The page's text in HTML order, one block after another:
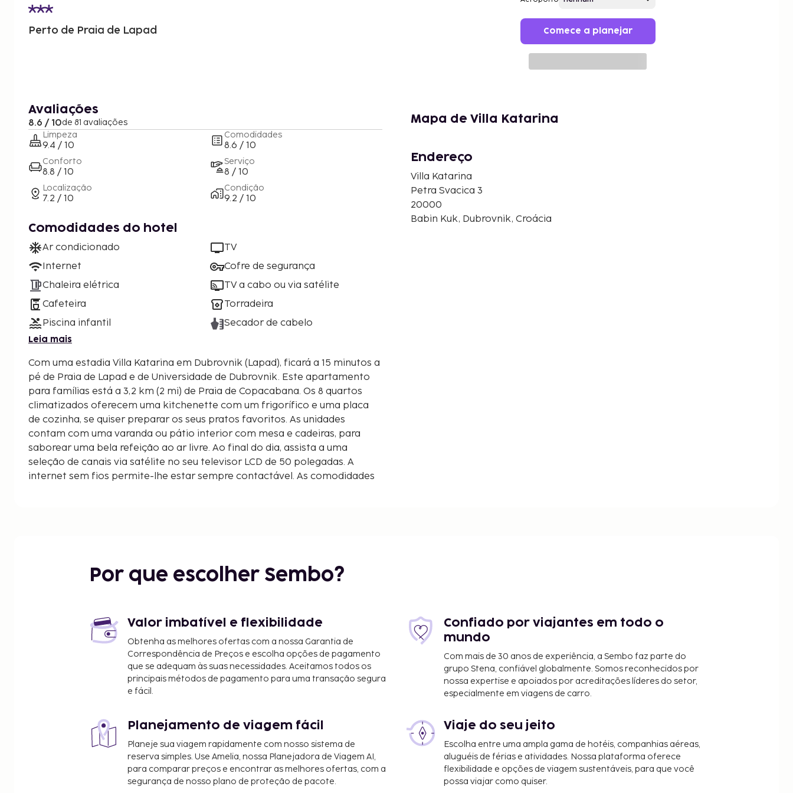
Perto de Praia de Lapad Comece a planejar
Avaliações
8.6 / 10de 81 avaliações
Limpeza
9.4 / 10
Conforto
8.8 / 10
Localização
7.2 / 10
Comodidades
8.6 / 10
Serviço
8 / 10
Condição
9.2 / 10
Comodidades do hotel
Ar condicionado
Internet
Chaleira elétrica
Cafeteira
Piscina infantil
TV
Cofre de segurança
TV a cabo ou via satélite
Torradeira
Secador de cabelo
Leia mais
Com uma estadia Villa Katarina em Dubrovnik (Lapad), ficará a 15 minutos a
pé de Praia de Lapad e de Universidade de Dubrovnik. Este apartamento
para famílias está a 3,2 km (2 mi) de Praia de Copacabana. Os 8 quartos
climatizados oferecem uma kitchenette com um frigorífico e uma placa
de cozinha, se quiser preparar os seus pratos favoritos. As unidades
contam com uma varanda ou pátio interior com mesa e cadeiras, para
saborear uma bela refeição ao ar livre. Ao final do dia, assista a uma
seleção de canais via satélite no seu televisor LCD de 50 polegadas. A
internet sem fios permite-lhe estar sempre contactável. As comodidades
Universidade de Dubrovnik - 0,9 km/0,6 mi
Praia de Copacabana - 1,4 km/0,9 mi
Mercado Aberto de Gruz - 2,4 km/1,5 mi
Mercante - 2,6 km/1,6 mi
Gruz Harbor - 2,7 km/1,6 mi
Porto de Ferry de Dubrovnik - 2,7 km/1,7 mi
Museu da História Vermelha - 2,7 km/1,7 mi
Cemitério de Boninovo - 3,1 km/1,9 mi
Rochester Institute of Technology Croatia - 3,9 km/2,4 mi
Praia Šulić - 4 km/2,5 mi
O aeroporto principal mais próximo é o de Dubrovnik (DBV) - 23,3 km/14,5
As principais comodidades incluem assistência multilingue,
Mapa de Villa Katarina
Endereço
Villa Katarina
Petra Svacica 3
20000
Babin Kuk, Dubrovnik, Croácia
Por que escolher Sembo?
Valor imbatível e flexibilidade
Obtenha as melhores ofertas com a nossa Garantia de
Correspondência de Preços e escolha opções de pagamento
que se adequam às suas necessidades. Aceitamos todos os
principais métodos de pagamento para uma transação segura
e fácil.
Confiado por viajantes em todo o
mundo
Com mais de 30 anos de experiência, a Sembo faz parte do
grupo Stena, confiável globalmente. Somos reconhecidos por
nossa expertise e apoiados por acreditações líderes do setor,
especialmente em viagens de carro.
Planejamento de viagem fácil
Planeje sua viagem rapidamente com nosso sistema de
reserva simples. Use Amelia, nossa Planejadora de Viagem AI,
para comparar preços e encontrar as melhores ofertas, com a
segurança de nosso plano de proteção de pacote.
Viaje do seu jeito
Escolha entre uma ampla gama de hotéis, companhias aéreas,
aluguéis de férias e atividades. Nossa plataforma oferece
flexibilidade e opções de viagem sustentáveis, para que você
possa viajar como quiser.